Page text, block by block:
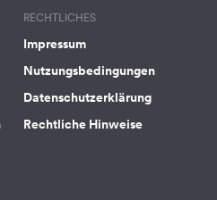
RECHTLICHES
Impressum
Nutzungsbedingungen
Datenschutzerklärung
Rechtliche Hinweise